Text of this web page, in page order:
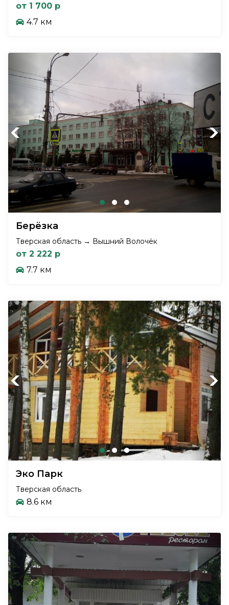
от 1 700 р
4.7 км
Previous Next
Берёзка
Тверская область → Вышний Волочёк
от 2 222 р
7.7 км
Previous Next
Эко Парк
Тверская область
8.6 км